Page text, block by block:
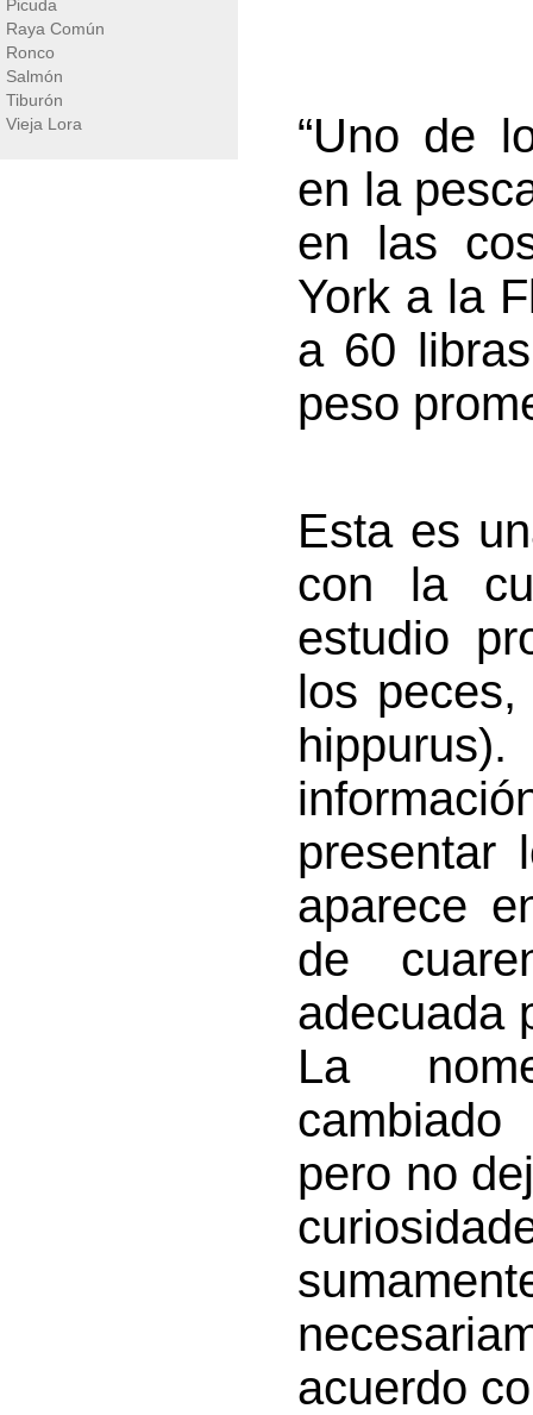
Picuda
Raya Común
Ronco
Salmón
Tiburón
Vieja Lora
“Uno de
en la
en las
York a la
a 60
peso
Esta es
con la
estudio
los
presentar
aparece
de
adecuada
La
pero no
acuerdo